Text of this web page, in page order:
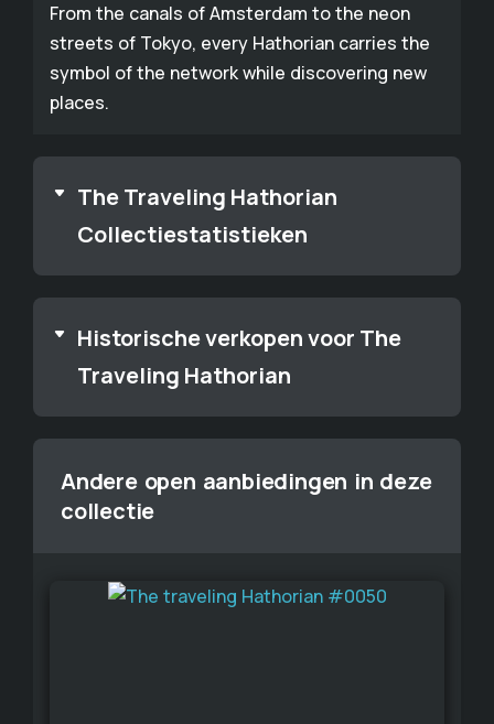
From the canals of Amsterdam to the neon
streets of Tokyo, every Hathorian carries the
symbol of the network while discovering new
places.
The Traveling Hathorian
Collectiestatistieken
Historische verkopen voor The
Traveling Hathorian
Andere open aanbiedingen in deze
collectie